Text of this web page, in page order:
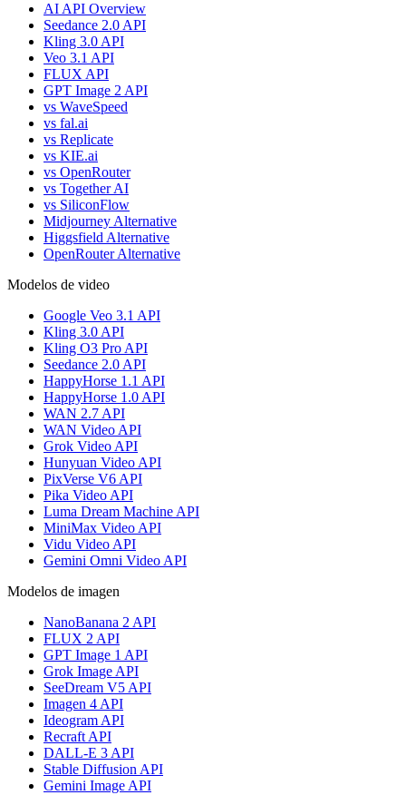
AI API Overview
Seedance 2.0 API
Kling 3.0 API
Veo 3.1 API
FLUX API
GPT Image 2 API
vs WaveSpeed
vs fal.ai
vs Replicate
vs KIE.ai
vs OpenRouter
vs Together AI
vs SiliconFlow
Midjourney Alternative
Higgsfield Alternative
OpenRouter Alternative
Modelos de video
Google Veo 3.1 API
Kling 3.0 API
Kling O3 Pro API
Seedance 2.0 API
HappyHorse 1.1 API
HappyHorse 1.0 API
WAN 2.7 API
WAN Video API
Grok Video API
Hunyuan Video API
PixVerse V6 API
Pika Video API
Luma Dream Machine API
MiniMax Video API
Vidu Video API
Gemini Omni Video API
Modelos de imagen
NanoBanana 2 API
FLUX 2 API
GPT Image 1 API
Grok Image API
SeeDream V5 API
Imagen 4 API
Ideogram API
Recraft API
DALL-E 3 API
Stable Diffusion API
Gemini Image API